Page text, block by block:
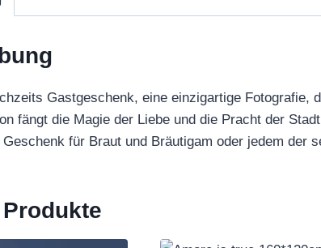
Gastgeschenk, eine einzigartige
fängt die Magie der Liebe und die Pracht der
für Braut und Bräutigam oder jedem der